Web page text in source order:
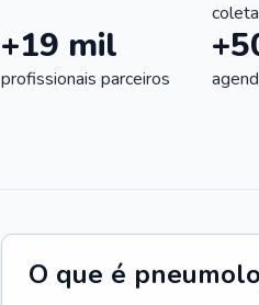
+19 mil
profissionais parceiros
O que é